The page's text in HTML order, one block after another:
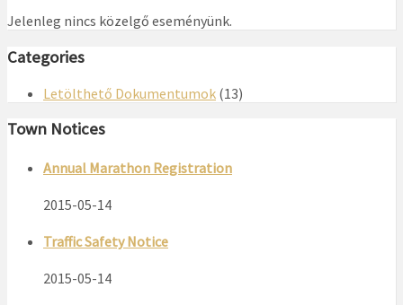
Jelenleg nincs közelgő eseményünk.
Categories
Letölthető Dokumentumok (13)
Town Notices
Annual Marathon Registration
2015-05-14
Traffic Safety Notice
2015-05-14